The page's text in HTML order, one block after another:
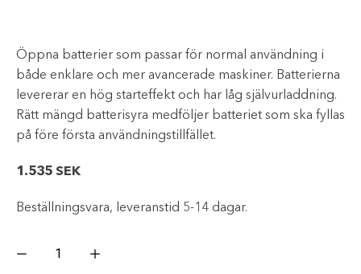
Öppna batterier som passar för normal användning i
både enklare och mer avancerade maskiner. Batterierna
levererar en hög starteffekt och har låg självurladdning.
Rätt mängd batterisyra medföljer batteriet som ska fyllas
på före första användningstillfället.
1.535 SEK
Beställningsvara, leveranstid 5-14 dagar.
YUASA